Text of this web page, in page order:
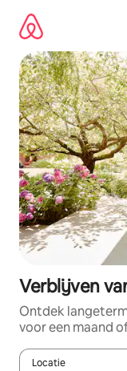
direct
naar
inhoud
Verblijven
Ontdek
voor een maand
Locatie